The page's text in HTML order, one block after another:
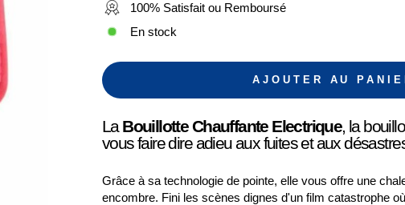
100% Satisfait ou Remboursé
En stock
AJOUTER AU
LaBouillotte Chauffante Electrique, la
vous faire dire adieu aux fuites et aux
Grâce à sa technologie de pointe, elle vous offre une
encombre. Fini les scènes dignes d'un film catastrophe